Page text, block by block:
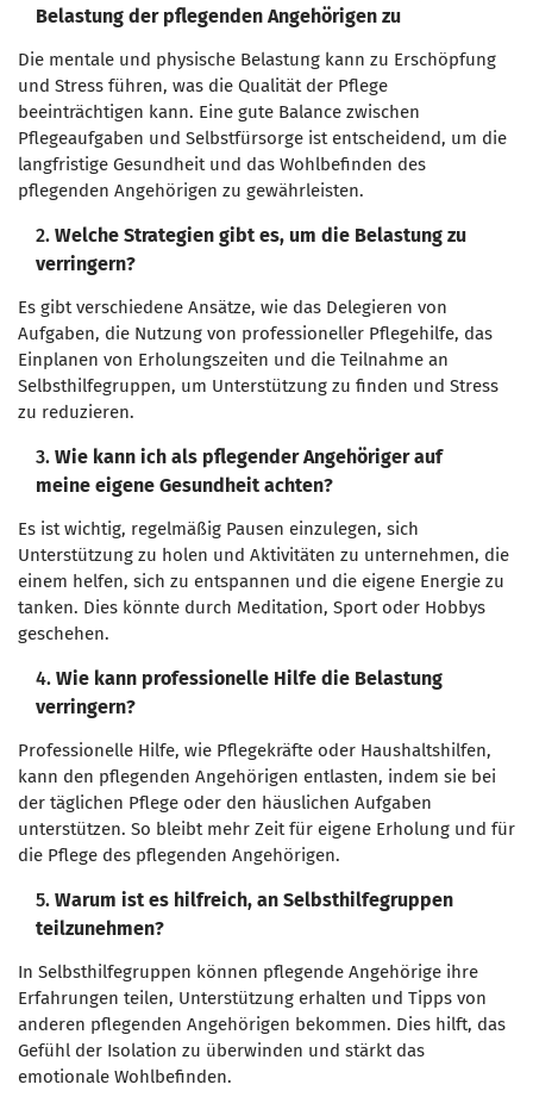
Belastung der pflegenden Angehörigen zu
Die mentale und physische Belastung kann zu Erschöpfung
und Stress führen, was die Qualität der Pflege
beeinträchtigen kann. Eine gute Balance zwischen
Pflegeaufgaben und Selbstfürsorge ist entscheidend, um die
langfristige Gesundheit und das Wohlbefinden des
pflegenden Angehörigen zu gewährleisten.
2. Welche Strategien gibt es, um die Belastung zu
verringern?
Es gibt verschiedene Ansätze, wie das Delegieren von
Aufgaben, die Nutzung von professioneller Pflegehilfe, das
Einplanen von Erholungszeiten und die Teilnahme an
Selbsthilfegruppen, um Unterstützung zu finden und Stress
zu reduzieren.
3. Wie kann ich als pflegender Angehöriger auf
meine eigene Gesundheit achten?
Es ist wichtig, regelmäßig Pausen einzulegen, sich
Unterstützung zu holen und Aktivitäten zu unternehmen, die
einem helfen, sich zu entspannen und die eigene Energie zu
tanken. Dies könnte durch Meditation, Sport oder Hobbys
geschehen.
4. Wie kann professionelle Hilfe die Belastung
verringern?
Professionelle Hilfe, wie Pflegekräfte oder Haushaltshilfen,
kann den pflegenden Angehörigen entlasten, indem sie bei
der täglichen Pflege oder den häuslichen Aufgaben
unterstützen. So bleibt mehr Zeit für eigene Erholung und für
die Pflege des pflegenden Angehörigen.
5. Warum ist es hilfreich, an Selbsthilfegruppen
teilzunehmen?
In Selbsthilfegruppen können pflegende Angehörige ihre
Erfahrungen teilen, Unterstützung erhalten und Tipps von
anderen pflegenden Angehörigen bekommen. Dies hilft, das
Gefühl der Isolation zu überwinden und stärkt das
emotionale Wohlbefinden.